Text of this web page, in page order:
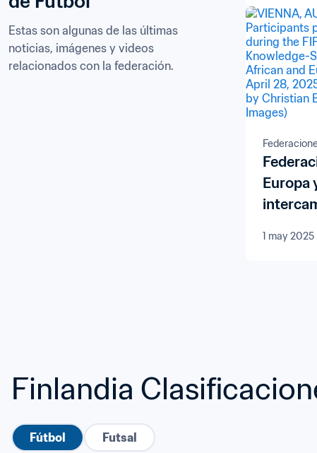
Estas son algunas de las últimas
noticias, imágenes y videos
relacionados con la federación.
Europa
1 may 2025
Finlandia
Fútbol Futsal